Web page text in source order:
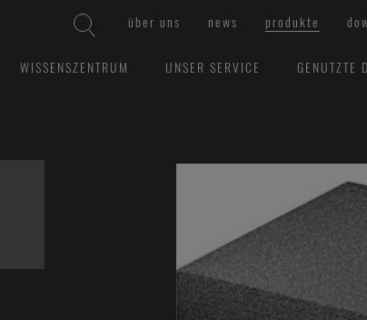
über uns news produkte
WISSENSZENTRUM UNSER SERVICE GENUTZTE